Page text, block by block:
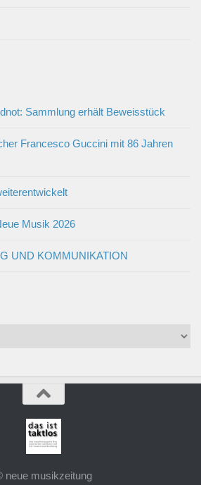
Sammlung erhält Beweisstück
Francesco Guccini mit 86 Jahren
Musik 2026
UND KOMMUNIKATION
neue musikzeitung